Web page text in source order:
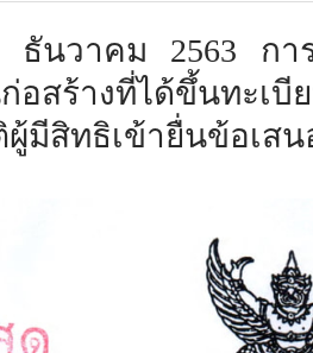
นวาคม 2563 กา
ก่อสร้างที่ได้ขึ้นท
สิทธิเข้ายื่นข้อเสน